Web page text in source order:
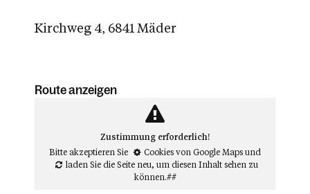
Kirchweg 4, 6841 Mäder
Route anzeigen
Zustimmung erforderlich!
Bitte akzeptieren Sie
Cookies von Google Mapsund
laden Sie die Seite neu, um diesen Inhalt sehen zu
können.##